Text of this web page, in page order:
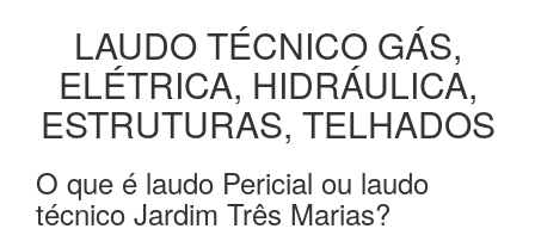
LAUDO TÉCNICO GÁS,
ELÉTRICA, HIDRÁULICA,
ESTRUTURAS, TELHADOS
O que é laudo Pericial ou laudo
técnico Jardim Três Marias?